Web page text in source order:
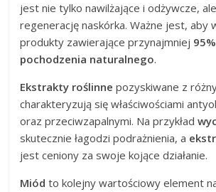
jest nie tylko nawilżające i odżywcze,
regenerację naskórka. Ważne jest, aby
produkty zawierające przynajmniej
pochodzenia naturalnego.
Ekstrakty roślinne pozyskiwane z
charakteryzują się właściwościami
oraz przeciwzapalnymi. Na przykład
skutecznie łagodzi podrażnienia, a
jest ceniony za swoje kojące działanie.
Miód to kolejny wartościowy element